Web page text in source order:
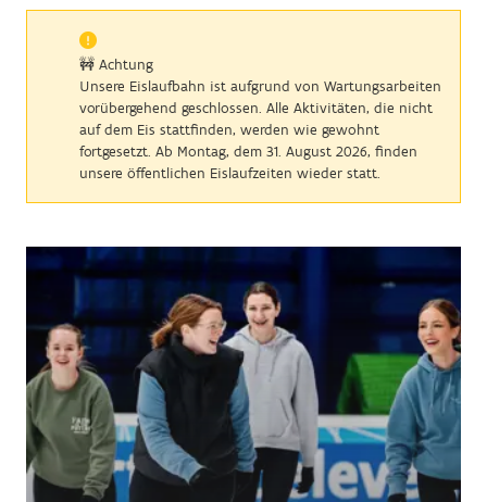
🚧 Achtung
Unsere Eislaufbahn ist aufgrund von Wartungsarbeiten
vorübergehend geschlossen. Alle Aktivitäten, die nicht
auf dem Eis stattfinden, werden wie gewohnt
fortgesetzt. Ab Montag, dem 31. August 2026, finden
unsere öffentlichen Eislaufzeiten wieder statt.